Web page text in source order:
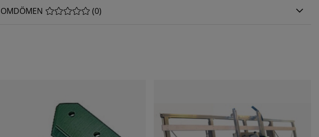
OMDÖMEN MEDELBETYG 0 AV 5 ANTAL BETYG 0
(0)